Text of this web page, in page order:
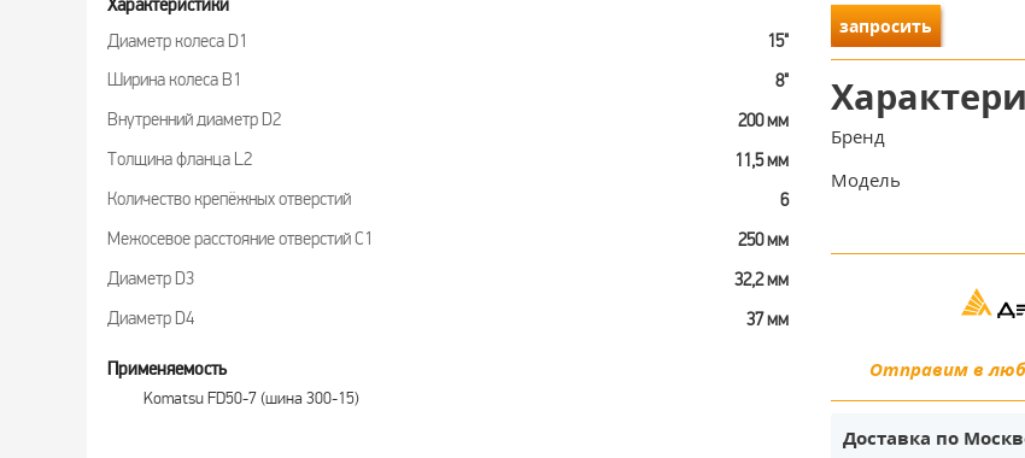
Характеристики
Диаметр колеса D1
15"
Ширина колеса B1
8"
Внутренний диаметр D2
200 мм
Толщина фланца L2
11,5 мм
Количество крепёжных отверстий
6
Межосевое расстояние отверстий C1
250 мм
Диаметр D3
32,2 мм
Диаметр D4
37 мм
Применяемость
Komatsu FD50-7 (шина 300-15)
запросить
Бренд
Модель
Отправим в
Доставка по